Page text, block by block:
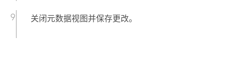
关闭元数据视图并保存更改。